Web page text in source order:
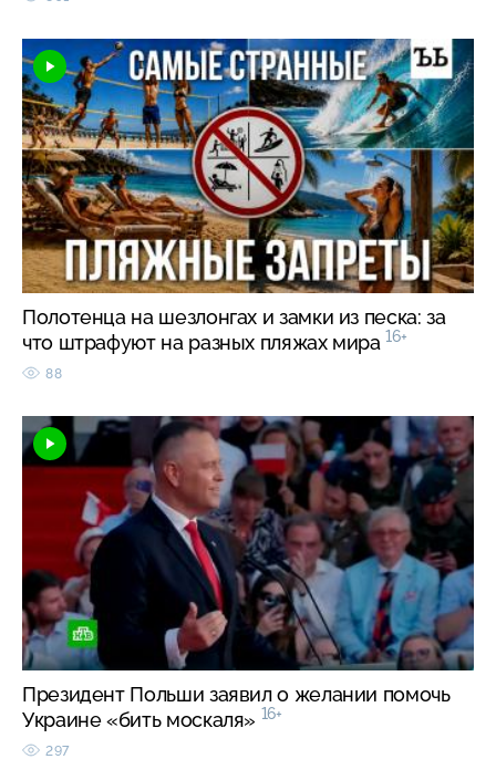
Полотенца на шезлонгах и замки из песка: за
что штрафуют на разных пляжах мира 16+
88
Президент Польши заявил о желании помочь
Украине «бить москаля» 16+
297